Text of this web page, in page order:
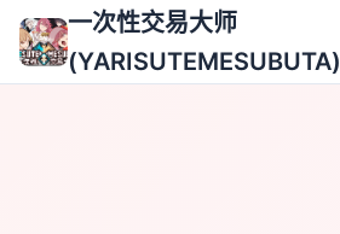
一次性交易大师
(YARISUTEMESUBUTA)